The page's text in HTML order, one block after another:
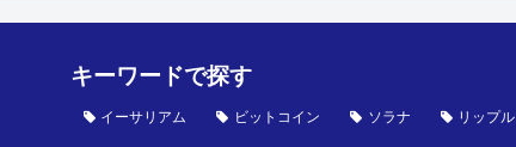
キーワードで探す
イーサリアム ビットコイン ソラナ リップル